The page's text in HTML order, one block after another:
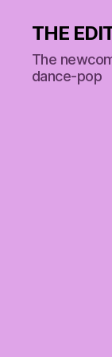
THE
The
dance-pop